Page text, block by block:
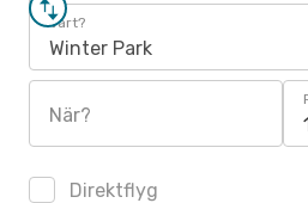
Vart?
Winter Park
När?
Direktflyg